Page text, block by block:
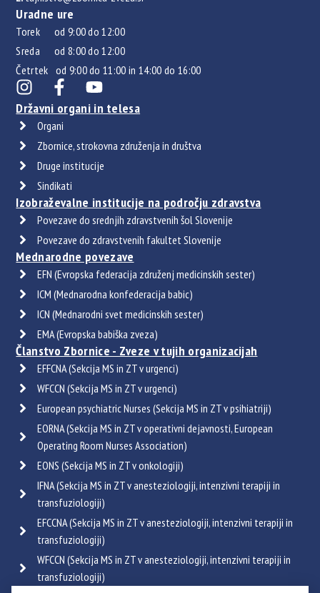
Uradne ure
Torek od 9:00 do 12:00
Sreda od 8:00 do 12:00
Četrtek od 9:00 do 11:00 in 14:00 do 16:00
Državni organi in telesa
Organi
Zbornice, strokovna združenja in društva
Druge institucije
Sindikati
Izobraževalne institucije na področju zdravstva
Povezave do srednjih zdravstvenih šol Slovenije
Povezave do zdravstvenih fakultet Slovenije
Mednarodne povezave
EFN (Evropska federacija združenj medicinskih sester)
ICM (Mednarodna konfederacija babic)
ICN (Mednarodni svet medicinskih sester)
EMA (Evropska babiška zveza)
Članstvo Zbornice - Zveze v tujih organizacijah
EFFCNA (Sekcija MS in ZT v urgenci)
WFCCN (Sekcija MS in ZT v urgenci)
European psychiatric Nurses (Sekcija MS in ZT v psihiatriji)
EORNA (Sekcija MS in ZT v operativni dejavnosti, European
Operating Room Nurses Association)
EONS (Sekcija MS in ZT v onkologiji)
IFNA (Sekcija MS in ZT v anesteziologiji, intenzivni terapiji in
transfuziologiji)
EFCCNA (Sekcija MS in ZT v anesteziologiji, intenzivni terapiji in
transfuziologiji)
WFCCN (Sekcija MS in ZT v anesteziologiji, intenzivni terapiji in
transfuziologiji)